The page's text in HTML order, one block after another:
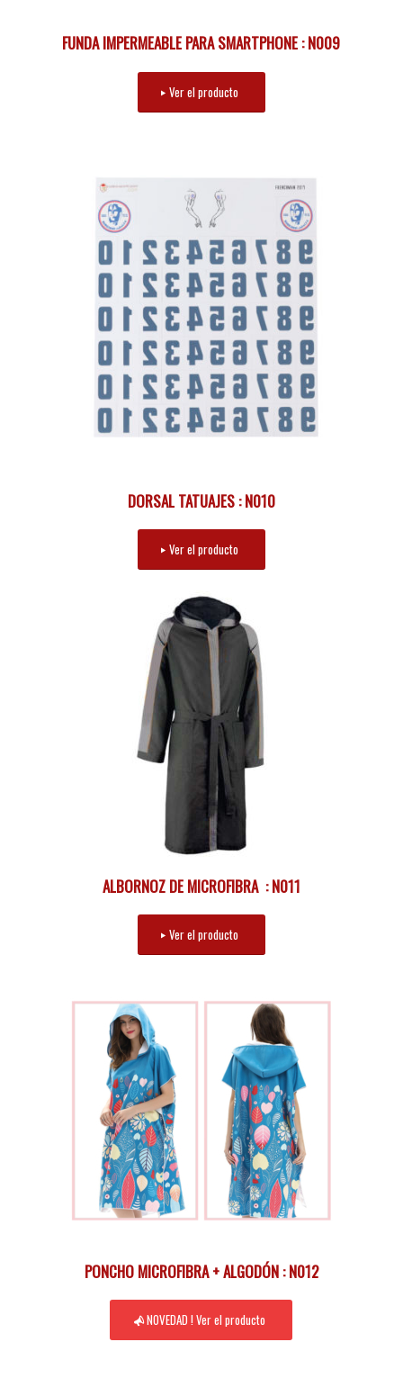
FUNDA IMPERMEABLE PARA SMARTPHONE : N009
Ver el producto
DORSAL TATUAJES : N010
Ver el producto
ALBORNOZ DE MICROFIBRA : N011
Ver el producto
PONCHO MICROFIBRA + ALGODÓN : N012
NOVEDAD ! Ver el producto